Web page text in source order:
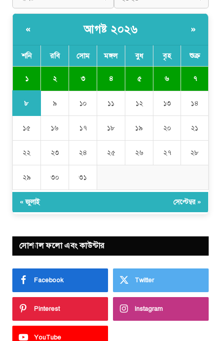
« আগষ্ট ২০২৬ »
শনি রবি সোম মঙ্গল বুধ বৃহ শুক্র
১ ২ ৩ ৪ ৫ ৬ ৭
৮ ৯ ১০ ১১ ১২ ১৩ ১৪
১৫ ১৬ ১৭ ১৮ ১৯ ২০ ২১
২২ ২৩ ২৪ ২৫ ২৬ ২৭ ২৮
২৯ ৩০ ৩১
« জুলাই সেপ্টেম্বর »
সোশ্যাল ফলো এবং কাউন্টার
Facebook Twitter
Pinterest Instagram
YouTube